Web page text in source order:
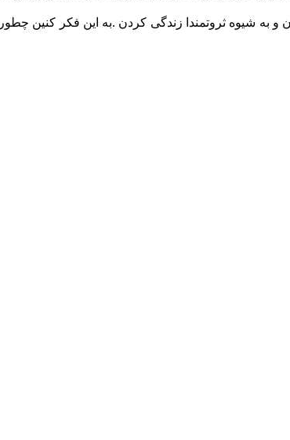
ثروتمندا زندگی کردن .به این فکر کنین چطوری